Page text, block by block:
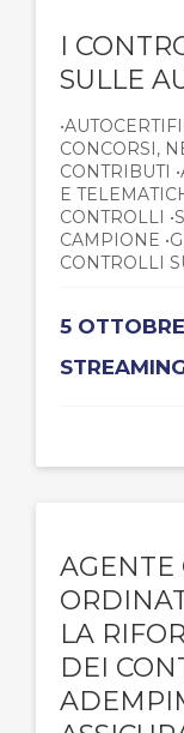
I
SULLE
CONCORSI,
CONTRIBUTI
E
CONTROLLI
CAMPIONE
CONTROLLI
5
AGENTE
LA
DEI